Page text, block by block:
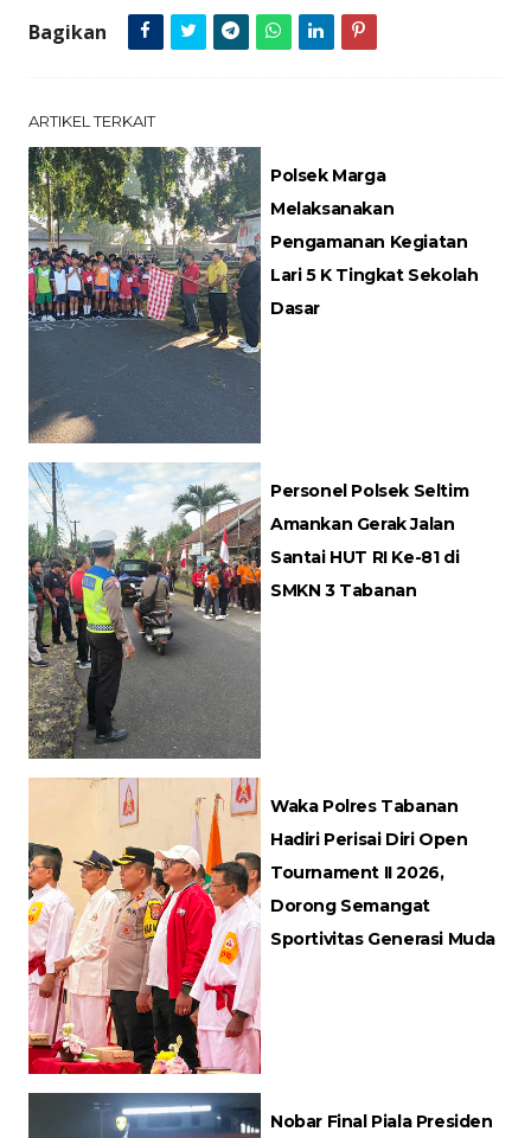
Bagikan
ARTIKEL TERKAIT
Polsek Marga
Melaksanakan
Pengamanan Kegiatan
Lari 5 K Tingkat Sekolah
Dasar
Personel Polsek Seltim
Amankan Gerak Jalan
Santai HUT RI Ke-81 di
SMKN 3 Tabanan
Waka Polres Tabanan
Hadiri Perisai Diri Open
Tournament II 2026,
Dorong Semangat
Sportivitas Generasi Muda
Nobar Final Piala Presiden